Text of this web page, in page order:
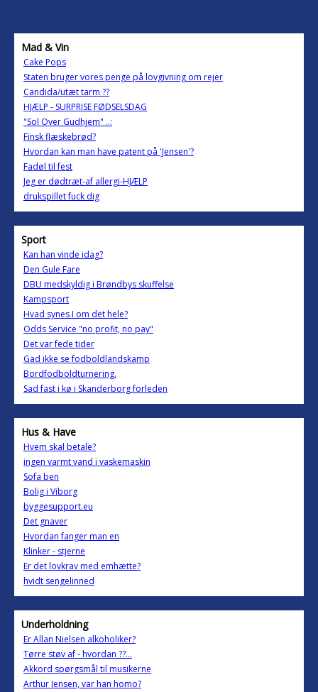
Mad & Vin
Cake Pops
Staten bruger vores penge på lovgivning om rejer
Candida/utæt tarm ??
HJÆLP - SURPRISE FØDSELSDAG
"Sol Over Gudhjem" ..:
Finsk flæskebrød?
Hvordan kan man have patent på 'Jensen'?
Fadøl til fest
Jeg er dødtræt-af allergi-HJÆLP
drukspillet fuck dig
Sport
Kan han vinde idag?
Den Gule Fare
DBU medskyldig i Brøndbys skuffelse
Kampsport
Hvad synes I om det hele?
Odds Service "no profit, no pay"
Det var fede tider
Gad ikke se fodboldlandskamp
Bordfodboldturnering.
Sad fast i kø i Skanderborg forleden
Hus & Have
Hvem skal betale?
ingen varmt vand i vaskemaskin
Sofa ben
Bolig i Viborg
byggesupport.eu
Det gnaver
Hvordan fanger man en
Klinker - stjerne
Er det lovkrav med emhætte?
hvidt sengelinned
Underholdning
Er Allan Nielsen alkoholiker?
Tørre støv af - hvordan ??...
Akkord spørgsmål til musikerne
Arthur Jensen, var han homo?